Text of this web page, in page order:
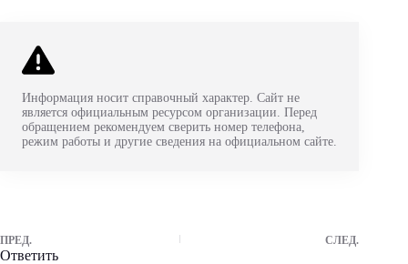
Информация носит справочный характер. Сайт не
является официальным ресурсом организации. Перед
обращением рекомендуем сверить номер телефона,
режим работы и другие сведения на официальном сайте.
ПРЕД. СЛЕД.
Ответить